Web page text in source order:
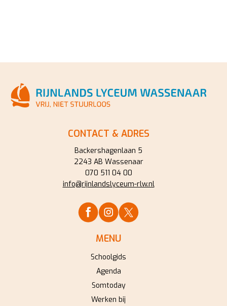
CONTACT & ADRES
Backershagenlaan 5
2243 AB Wassenaar
070 511 04 00
info@rijnlandslyceum-rlw.nl
MENU
Schoolgids
Agenda
Somtoday
Werken bij